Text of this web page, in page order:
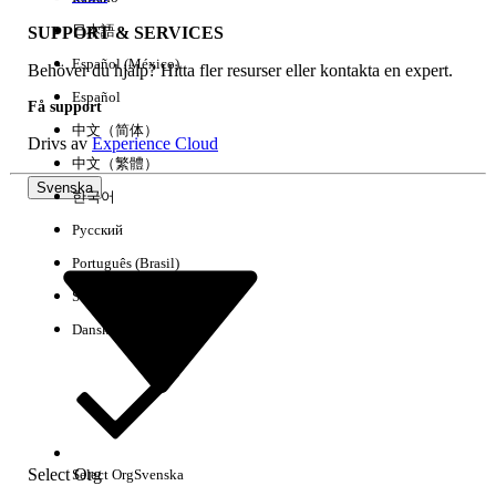
Rensa alla Klart
Här är några söktips
Kontrollera stavningen av dina nyckelord.
SUPPORT & SERVICES
Behöver du hjälp? Hitta fler resurser eller kontakta en expert.
Få support
Drivs avExperience Cloud
Svenska
Select Org
日本語
Español (México)
Español
中文（简体）
中文（繁體）
한국어
Русский
Português (Brasil)
Suomi
Dansk
Select OrgSvenska